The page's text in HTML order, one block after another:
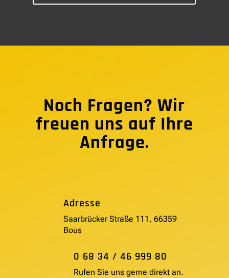
Noch Fragen? Wir
freuen uns auf Ihre
Anfrage.
Adresse
Saarbrücker Straße 111, 66359
Bous
0 68 34 / 46 999 80
Rufen Sie uns gerne direkt an.